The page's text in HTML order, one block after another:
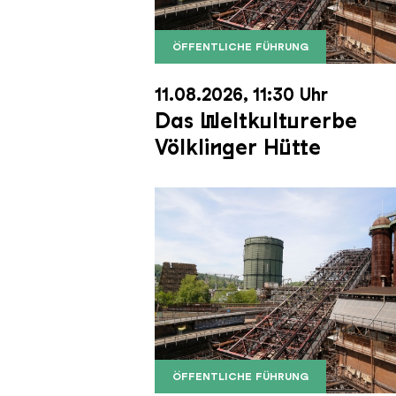
ÖFFENTLICHE FÜHRUNG
Der Erzschrägaufzug der
Copyright: Weltkulturerbe
11.08.2026, 11:30 Uhr
Das Weltkulturerbe
Völklinger Hütte
ÖFFENTLICHE FÜHRUNG